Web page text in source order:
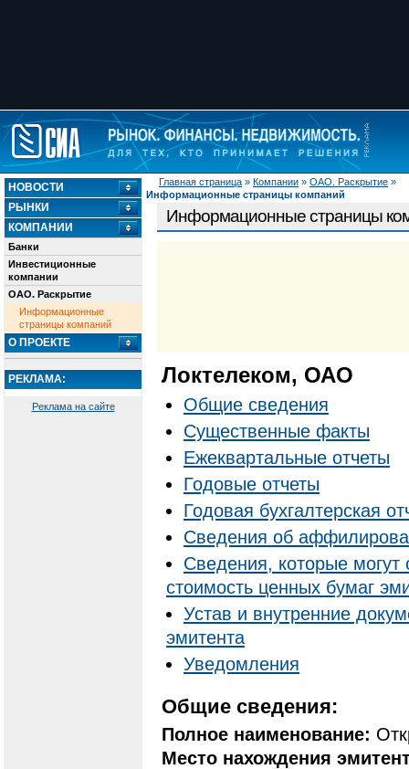
Главная страница » Компании » ОАО. Раскрытие »
Информационные страницы компаний
НОВОСТИ
РЫНКИ
КОМПАНИИ
Банки
Инвестиционные
компании
ОАО. Раскрытие
Информационные
страницы компаний
О ПРОЕКТЕ
РЕКЛАМА:
Реклама на сайте
Информационные страницы
Локтелеком, ОАО
Общие сведения
Существенные факты
Ежеквартальные отчеты
Годовые отчеты
Годовая бухгалтерская
Cведения об
Сведения, которые могут
стоимость ценных бумаг
Устав и внутренние
эмитента
Уведомления
Общие сведения:
Полное наименование:
Место нахождения